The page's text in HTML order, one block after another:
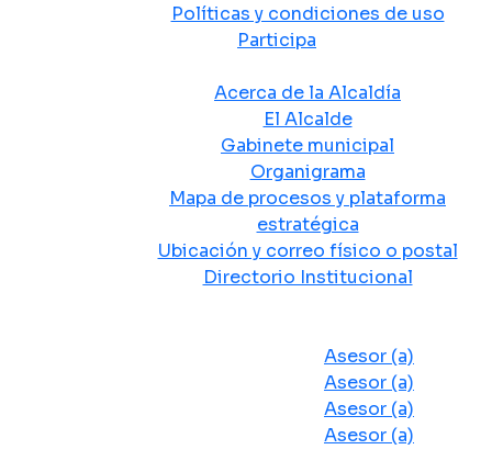
Políticas y condiciones de uso
Participa
Acerca de la Alcaldía
El Alcalde
Gabinete municipal
Organigrama
Mapa de procesos y plataforma
estratégica
Ubicación y correo físico o postal
Directorio Institucional
Asesor (a)
Asesor (a)
Asesor (a)
Asesor (a)